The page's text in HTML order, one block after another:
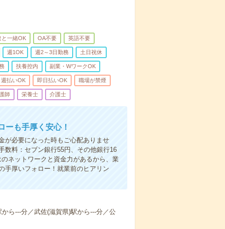
と一緒OK OA不要 英語不要
週1OK 週2～3日勤務 土日祝休
扶養控内 副業・WワークOK
週払いOK 即日払いOK 職場が禁煙
師 栄養士 介護士
ーも手厚く安心！
が必要になった時もご心配ありませ
数料：セブン銀行55円、その他銀行16
ネットワークと資金力があるから、業
手厚いフォロー！就業前のヒアリン
ら---分／武佐(滋賀県)駅から---分／公